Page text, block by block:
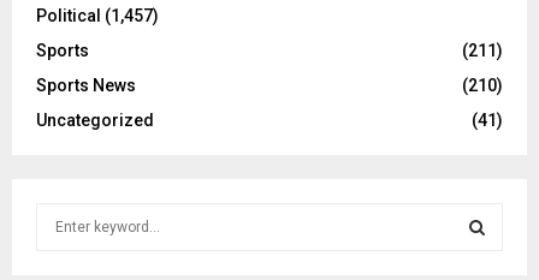
Political (1,457)
Sports
(211)
Sports News
(210)
Uncategorized
(41)